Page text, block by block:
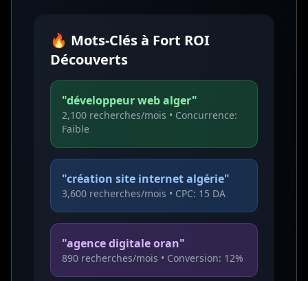
🔥 Mots-Clés à Fort ROI
Découverts
"développeur web alger"
2,100 recherches/mois • Concurrence:
Faible
"création site internet algérie"
3,600 recherches/mois • CPC: 15 DA
"agence digitale oran"
890 recherches/mois • Conversion: 12%